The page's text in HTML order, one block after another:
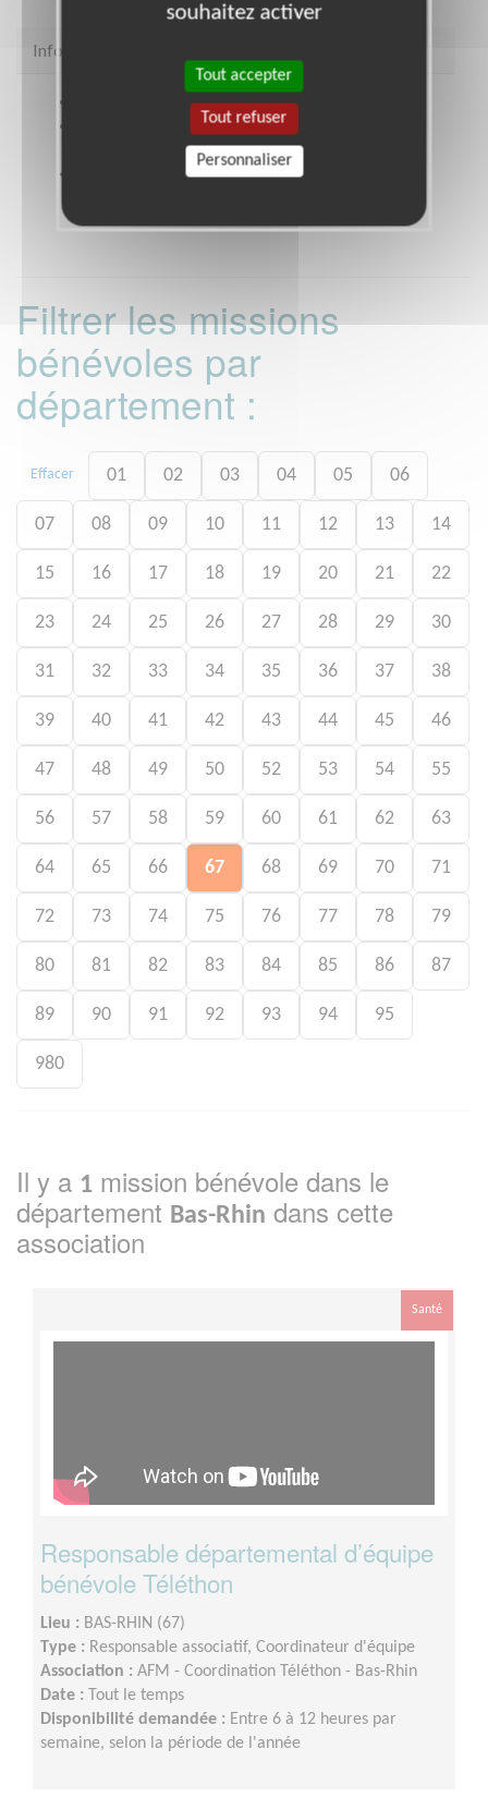
Infos pratiques
coordination.telethon.fr/coo/0600/
POLE AFM DE L'OISE 1 Rue des
Filatures BEAUVAIS (60000)
Heures d'ouverture
Filtrer les missions
bénévoles par
département :
Effacer 01 02 03 04 05 06
07 08 09 10 11 12 13 14
15 16 17 18 19 20 21 22
23 24 25 26 27 28 29 30
31 32 33 34 35 36 37 38
39 40 41 42 43 44 45 46
47 48 49 50 52 53 54 55
56 57 58 59 60 61 62 63
64 65 66 67 68 69 70 71
72 73 74 75 76 77 78 79
80 81 82 83 84 85 86 87
89 90 91 92 93 94 95
980
Il y a 1 mission bénévole dans le
département Bas-Rhin dans cette
association
Santé
Responsable départemental d’équipe
bénévole Téléthon
Lieu : BAS-RHIN (67)
Type : Responsable associatif, Coordinateur d'équipe
Association : AFM - Coordination Téléthon - Bas-Rhin
Date :
Tout le temps
Disponibilité demandée : Entre 6 à 12 heures par
semaine, selon la période de l'année
souhaitez activer
Tout accepter
Tout refuser
Personnaliser